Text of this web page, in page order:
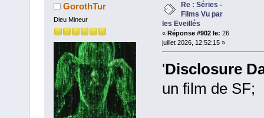
GorothTur
Dieu Mineur
Re : Séries -
Films Vu par
les Eveillés
« Réponse #902 le: 26
juillet 2026, 12:52:15 »
'Disclosure
un film de SF;